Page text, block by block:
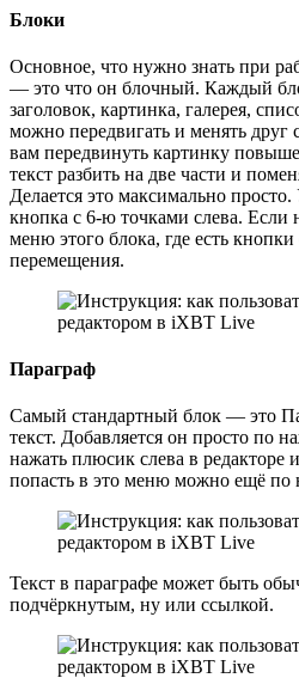
Блоки
Основное, что нужно знать при
— это что он блочный. Каждый
заголовок, картинка, галерея,
можно передвигать и менять
вам передвинуть картинку
текст разбить на две части и
Делается это максимально
кнопка с 6-ю точками слева. Если
меню этого блока, где есть
перемещения.
Параграф
Самый стандартный блок — это
текст. Добавляется он просто по
нажать плюсик слева в редакторе
попасть в это меню можно ещё по
Текст в параграфе может быть
подчёркнутым, ну или ссылкой.